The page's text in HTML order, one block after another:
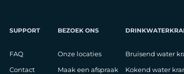
SUPPORT
FAQ
Contact
BEZOEK ONS
Onze locaties
Maak een afspraak
Bruisend water
Kokend water